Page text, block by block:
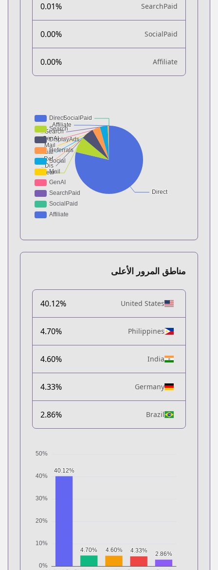
SearchPaid
0.01%
SocialPaid
0.00%
Affiliate
0.00%
مناطق المرور الأعلى
United States
40.12%
Philippines
4.70%
India
4.60%
Germany
4.33%
Brazil
2.86%